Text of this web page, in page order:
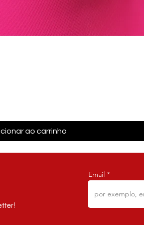
ao carrinho
Email